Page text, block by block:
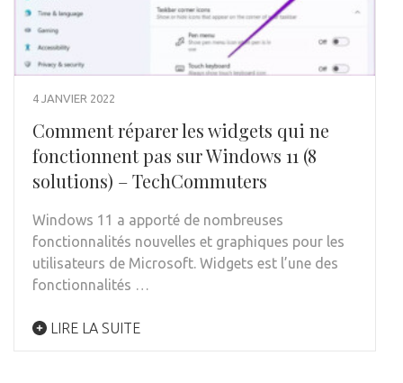
4 JANVIER 2022
Comment réparer les widgets qui ne
fonctionnent pas sur Windows 11 (8
solutions) – TechCommuters
Windows 11 a apporté de nombreuses
fonctionnalités nouvelles et graphiques pour les
utilisateurs de Microsoft. Widgets est l’une des
fonctionnalités …
LIRE LA SUITE